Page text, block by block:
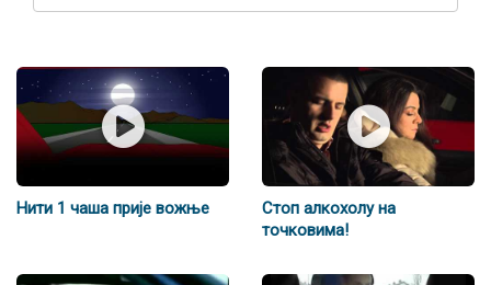
Нити 1 чаша прије вожње
Стоп алкохолу на
точковима!